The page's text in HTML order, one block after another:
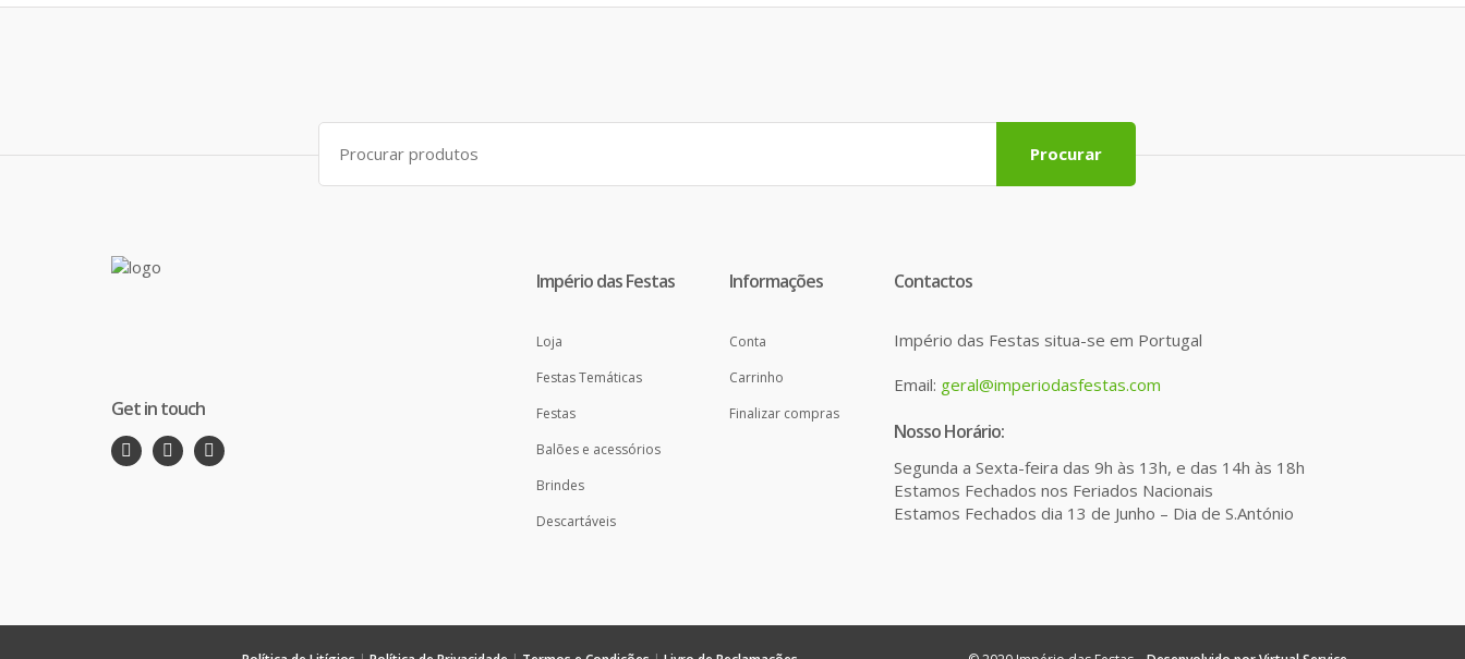
Search
for:
Procurar
Get in touch
Império das Festas
Loja
Festas Temáticas
Festas
Balões e acessórios
Brindes
Descartáveis
Informações
Conta
Carrinho
Finalizar compras
Contactos
Império das Festas situa-se em Portugal
Email: geral@imperiodasfestas.com
Nosso Horário:
Segunda a Sexta-feira das 9h às 13h, e das 14h às 18h
Estamos Fechados nos Feriados Nacionais
Estamos Fechados dia 13 de Junho – Dia de S.António